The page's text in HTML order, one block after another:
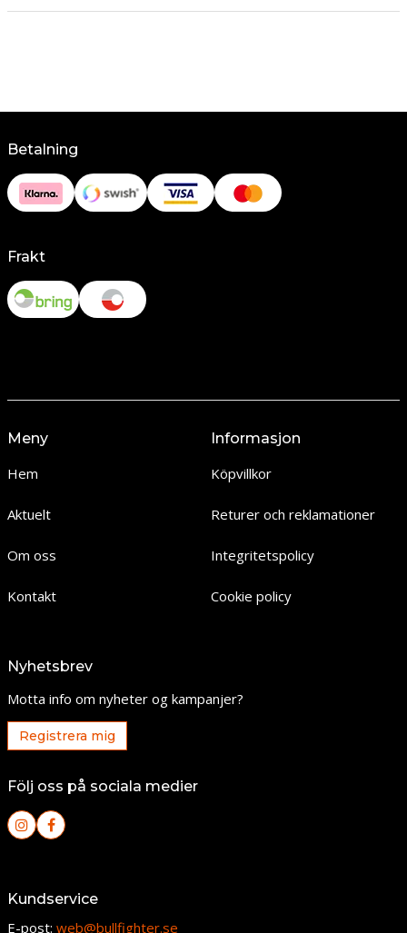
Betalning
Frakt
Meny
Hem
Aktuelt
Om oss
Kontakt
Informasjon
Köpvillkor
Returer och reklamationer
Integritetspolicy
Cookie policy
Nyhetsbrev
Motta info om nyheter og kampanjer?
Registrera mig
Följ oss på sociala medier
Kundservice
E-post: web@bullfighter.se